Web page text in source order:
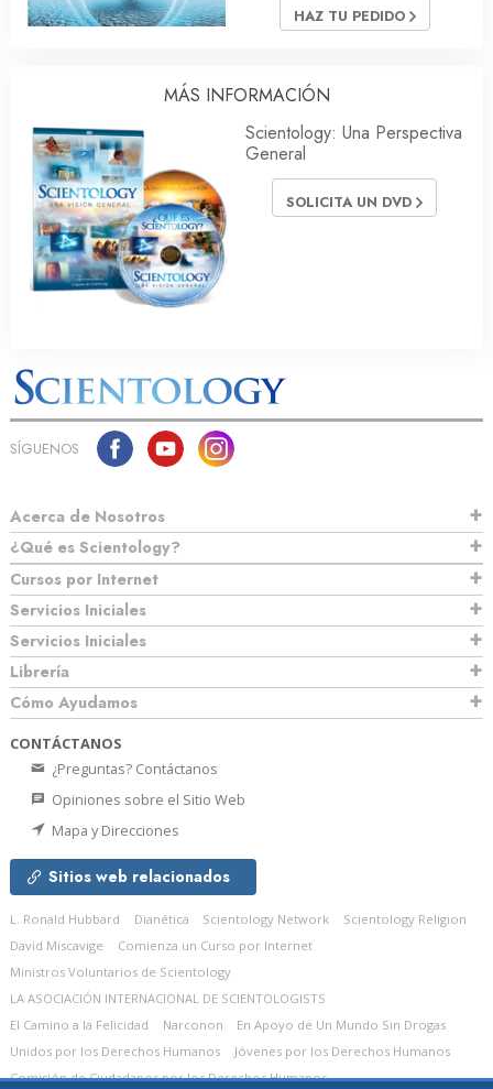
HAZ TU PEDIDO
MÁS INFORMACIÓN
Scientology: Una Perspectiva
General
SOLICITA UN DVD
SÍGUENOS
Acerca de Nosotros
¿Qué es Scientology?
Cursos por Internet
Servicios Iniciales
Servicios Iniciales
Librería
Cómo Ayudamos
CONTÁCTANOS
¿Preguntas? Contáctanos
Opiniones sobre el Sitio Web
Mapa y Direcciones
Sitios web relacionados
L. Ronald Hubbard Dianética Scientology Network
Scientology Religion
David Miscavige
Comienza un Curso por Internet
Ministros Voluntarios de Scientology
LA ASOCIACIÓN INTERNACIONAL DE SCIENTOLOGISTS
El Camino a la Felicidad
Narconon
En Apoyo de Un Mundo Sin Drogas
Unidos por los Derechos Humanos
Jóvenes por los Derechos Humanos
Comisión de Ciudadanos por los Derechos Humanos